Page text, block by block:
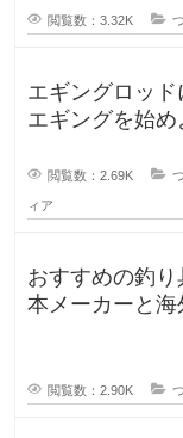
閲覧数：3.32K
エギングロッ
エギングを始
閲覧数：2.69K
ィア
おすすめの釣
本メーカーと
閲覧数：2.90K